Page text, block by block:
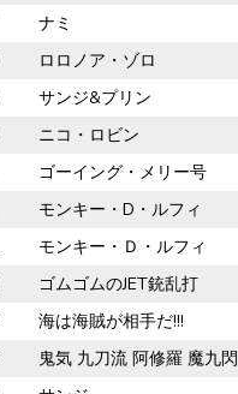
ナミ
ロロノア・ゾロ
サンジ&プリン
ニコ・ロビン
ゴーイング・メリー号
モンキー・D・ルフィ
モンキー・Ｄ・ルフィ
ゴムゴムのJET銃乱打
海は海賊が相手だ!!!
鬼気 九刀流 阿修羅 魔九閃